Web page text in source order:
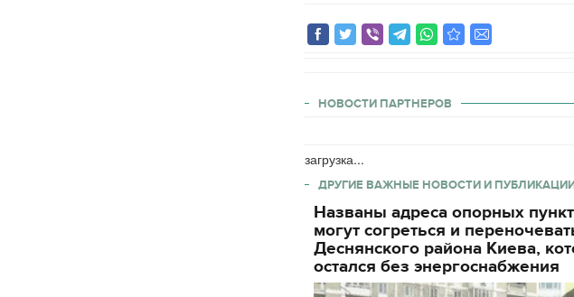
НОВОСТИ ПАРТНЕРОВ
загрузка...
ДРУГИЕ ВАЖНЫЕ НОВОСТИ И
Названы адреса опорных
могут согреться и
Деснянского района Киева,
остался без энергоснабжения